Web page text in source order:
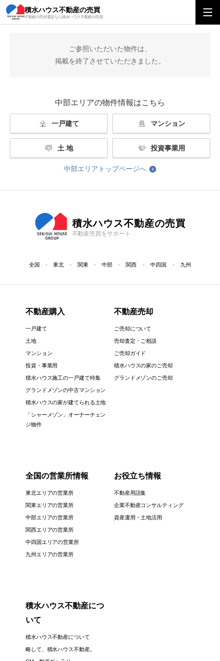
積水ハウス不動産の売買
不動産の売却査定なら積水ハウス不動産の売買
積水ハウス不動産の売買 中部エリアトップ
ご参照いただいた物件は、
掲載を終了させていただきました。
中部エリアの物件情報はこちら
一戸建て マンション
土 地 投資事業用
中部エリアトップページへ
積水ハウス不動産の売買
不動産売買をサポート
全国 東北 関東 中部 関西 中四国 九州
不動産購入
一戸建て
土地
マンション
投資・事業用
積水ハウス施工の一戸建て特集
グランドメゾンの中古マンション
積水ハウスの家が建てられる土地
「シャーメゾン」オーナーチェン
ジ物件
不動産売却
ご売却について
売却査定・ご相談
ご売却ガイド
積水ハウスの家のご売却
グランドメゾンのご売却
全国の営業所情報
東北エリアの営業所
関東エリアの営業所
中部エリアの営業所
関西エリアの営業所
中四国エリアの営業所
九州エリアの営業所
お役立ち情報
不動産用語集
企業不動産コンサルティング
資産運用・土地活用
積水ハウス不動産につ
いて
積水ハウス不動産について
略して、積水ハウス不動産。